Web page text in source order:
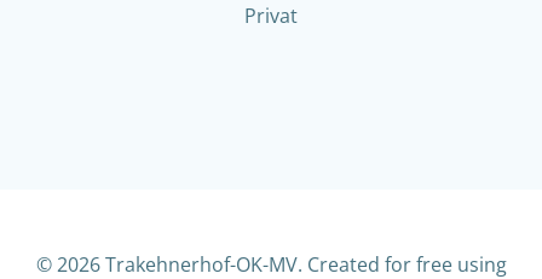
Privat
© 2026 Trakehnerhof-OK-MV. Created for free using